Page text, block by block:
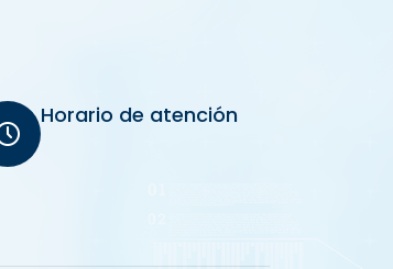
Horario de atención